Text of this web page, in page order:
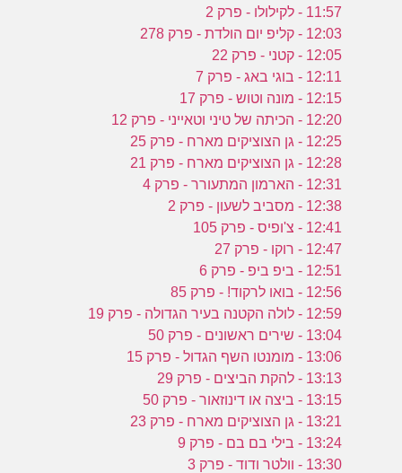
11:57 - לקילולו - פרק 2
12:03 - קליפ יום הולדת - פרק 278
12:05 - קטני - פרק 22
12:11 - בוגי באג - פרק 7
12:15 - מונה וטוש - פרק 17
12:20 - הכיתה של טיני וטאייני - פרק 12
12:25 - גן הצוציקים מארח - פרק 25
12:28 - גן הצוציקים מארח - פרק 21
12:31 - הארמון המתעורר - פרק 4
12:38 - מסביב לשעון - פרק 2
12:41 - צ'ופיס - פרק 105
12:47 - רוקו - פרק 27
12:51 - ביפ ביפ - פרק 6
12:56 - בואו לרקוד! - פרק 85
12:59 - לולה הקטנה בעיר הגדולה - פרק 19
13:04 - שירים ראשונים - פרק 50
13:06 - מומנטו השף הגדול - פרק 15
13:13 - להקת הביצים - פרק 29
13:15 - ביצה או דינוזאור - פרק 50
13:21 - גן הצוציקים מארח - פרק 23
13:24 - בילי בם בם - פרק 9
13:30 - וולטר ודוד - פרק 3